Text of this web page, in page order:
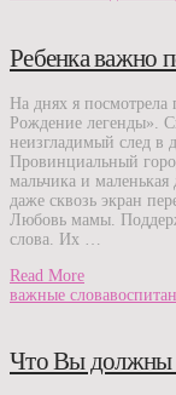
Ребенка важно
На днях я
Рождение легенды».
неизгладимый след в
Провинциальный
мальчика и
даже сквозь экран
Любовь мамы.
слова. Их …
Read More
важные слова
Что Вы должны